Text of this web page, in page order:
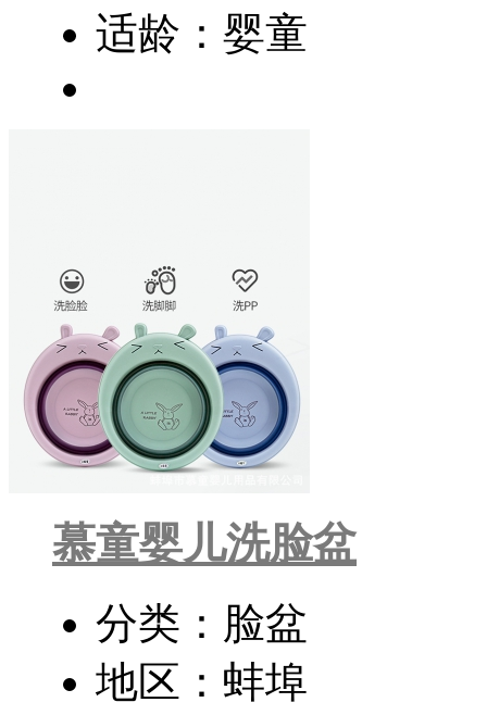
适龄：婴童
慕童婴儿洗脸盆
分类：脸盆
地区：蚌埠